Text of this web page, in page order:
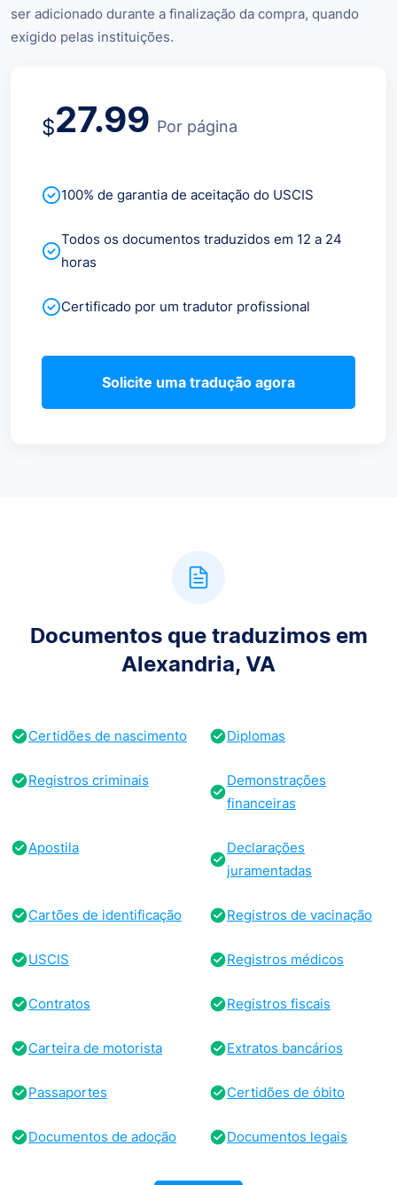
ser adicionado durante a finalização da compra, quando
exigido pelas instituições.
$27.99 Por página
100% de garantia de aceitação do USCIS
Todos os documentos traduzidos em 12 a 24
horas
Certificado por um tradutor profissional
Solicite uma tradução agora
Documentos que traduzimos em
Alexandria, VA
Certidões de nascimento Diplomas
Registros criminais
Demonstrações
financeiras
Apostila
Declarações
juramentadas
Cartões de identificação Registros de vacinação
USCIS Registros médicos
Contratos Registros fiscais
Carteira de motorista Extratos bancários
Passaportes Certidões de óbito
Documentos de adoção Documentos legais